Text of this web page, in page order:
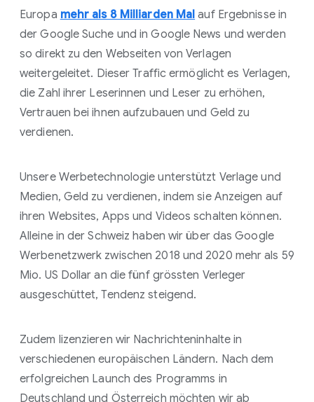
Europa mehr als 8 Milliarden Mal auf Ergebnisse in
der Google Suche und in Google News und werden
so direkt zu den Webseiten von Verlagen
weitergeleitet. Dieser Traffic ermöglicht es Verlagen,
die Zahl ihrer Leserinnen und Leser zu erhöhen,
Vertrauen bei ihnen aufzubauen und Geld zu
verdienen.
Unsere Werbetechnologie unterstützt Verlage und
Medien, Geld zu verdienen, indem sie Anzeigen auf
ihren Websites, Apps und Videos schalten können.
Alleine in der Schweiz haben wir über das Google
Werbenetzwerk zwischen 2018 und 2020 mehr als 59
Mio. US Dollar an die fünf grössten Verleger
ausgeschüttet, Tendenz steigend.
Zudem lizenzieren wir Nachrichteninhalte in
verschiedenen europäischen Ländern. Nach dem
erfolgreichen Launch des Programms in
Deutschland und Österreich möchten wir ab